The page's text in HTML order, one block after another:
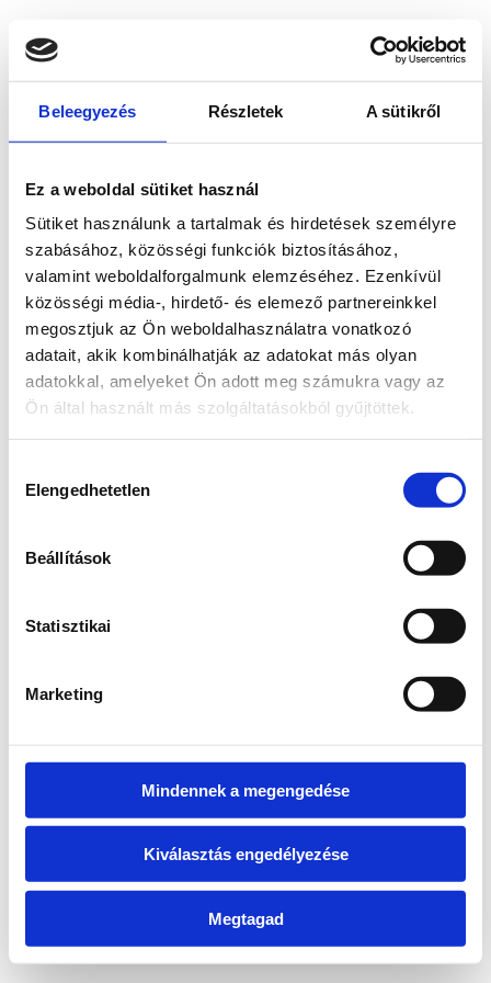
Beleegyezés Részletek A sütikről
Ez a weboldal sütiket használ
Sütiket használunk a tartalmak és hirdetések személyre
szabásához, közösségi funkciók biztosításához,
valamint weboldalforgalmunk elemzéséhez. Ezenkívül
közösségi média-, hirdető- és elemező partnereinkkel
megosztjuk az Ön weboldalhasználatra vonatkozó
adatait, akik kombinálhatják az adatokat más olyan
adatokkal, amelyeket Ön adott meg számukra vagy az
Ön által használt más szolgáltatásokból gyűjtöttek.
kiválasztása
Elengedhetetlen
Beállítások
Statisztikai
Marketing
Mindennek a megengedése
Kiválasztás engedélyezése
Megtagad
loadingwww.bicapp.hu
(see the browser console for more